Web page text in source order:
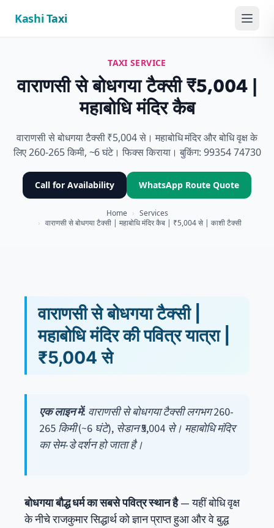
Kashi Taxi Menu
TAXI SERVICE
वाराणसी से बोधगया टैक्सी ₹5,004 |
महाबोधि मंदिर कैब
वाराणसी से बोधगया टैक्सी ₹5,004 से। महाबोधि मंदिर और बोधि वृक्ष के
लिए 260-265 किमी, ~6 घंटे। फिक्स किराया। बुकिंग: 99354 74730
Call for Availability WhatsApp Route Quote
Home › Services
› वाराणसी से बोधगया टैक्सी | महाबोधि मंदिर कैब | ₹5,004 से | काशी टैक्सी
वाराणसी से बोधगया टैक्सी |
महाबोधि मंदिर की पवित्र यात्रा |
₹5,004 से
एक लाइन में: वाराणसी से बोधगया टैक्सी लगभग 260-
265 किमी (~6 घंटे), सेडान ₹5,004 से। महाबोधि मंदिर
का सेम-डे दर्शन हो जाता है।
बोधगया बौद्ध धर्म का सबसे पवित्र स्थान है— यहीं बोधि वृक्ष
के नीचे राजकुमार सिद्धार्थ को ज्ञान प्राप्त हुआ और वे बुद्ध